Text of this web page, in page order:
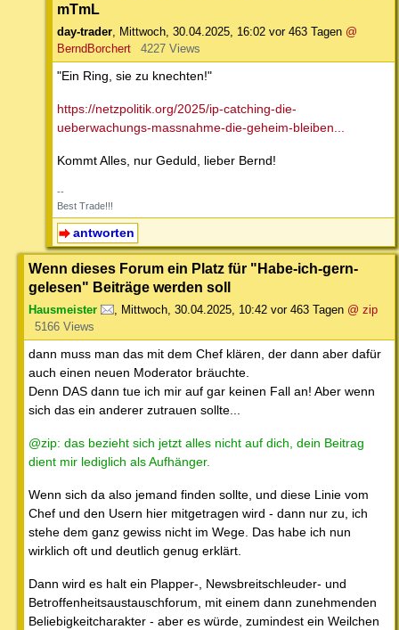
mTmL
day-trader, Mittwoch, 30.04.2025, 16:02 vor 463 Tagen @
BerndBorchert
4227 Views
"Ein Ring, sie zu knechten!"
https://netzpolitik.org/2025/ip-catching-die-
ueberwachungs-massnahme-die-geheim-bleiben...
Kommt Alles, nur Geduld, lieber Bernd!
--
Best Trade!!!
antworten
Wenn dieses Forum ein Platz für "Habe-ich-gern-
gelesen" Beiträge werden soll
Hausmeister , Mittwoch, 30.04.2025, 10:42 vor 463 Tagen @ zip
5166 Views
dann muss man das mit dem Chef klären, der dann aber dafür
auch einen neuen Moderator bräuchte.
Denn DAS dann tue ich mir auf gar keinen Fall an! Aber wenn
sich das ein anderer zutrauen sollte...
@zip: das bezieht sich jetzt alles nicht auf dich, dein Beitrag
dient mir lediglich als Aufhänger.
Wenn sich da also jemand finden sollte, und diese Linie vom
Chef und den Usern hier mitgetragen wird - dann nur zu, ich
stehe dem ganz gewiss nicht im Wege. Das habe ich nun
wirklich oft und deutlich genug erklärt.
Dann wird es halt ein Plapper-, Newsbreitschleuder- und
Betroffenheitsaustauschforum, mit einem dann zunehmenden
Beliebigkeitcharakter - aber es würde, zumindest ein Weilchen